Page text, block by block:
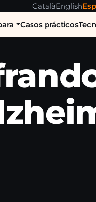
CatalàEnglish
Casos prácticos